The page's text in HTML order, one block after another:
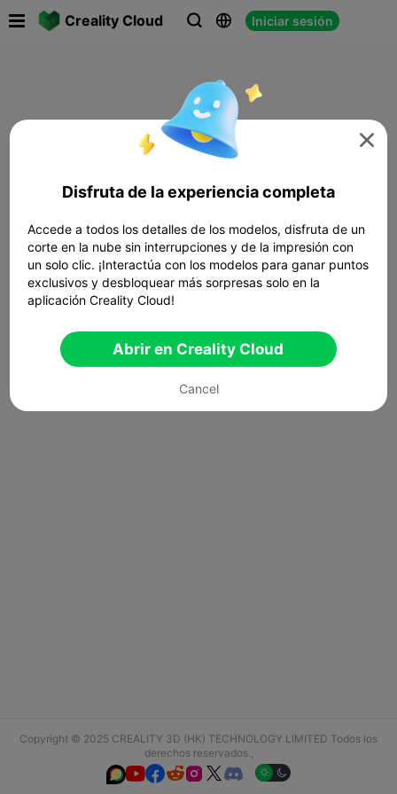
Creality Cloud   Iniciar sesión
Copyright © 2025 CREALITY 3D (HK) TECHNOLOGY LIMITED Todos los
derechos reservados.,
  

Disfruta de la experiencia completa
Accede a todos los detalles de los modelos, disfruta de un
corte en la nube sin interrupciones y de la impresión con
un solo clic. ¡Interactúa con los modelos para ganar puntos
exclusivos y desbloquear más sorpresas solo en la
aplicación Creality Cloud!
Abrir en Creality Cloud
Cancel